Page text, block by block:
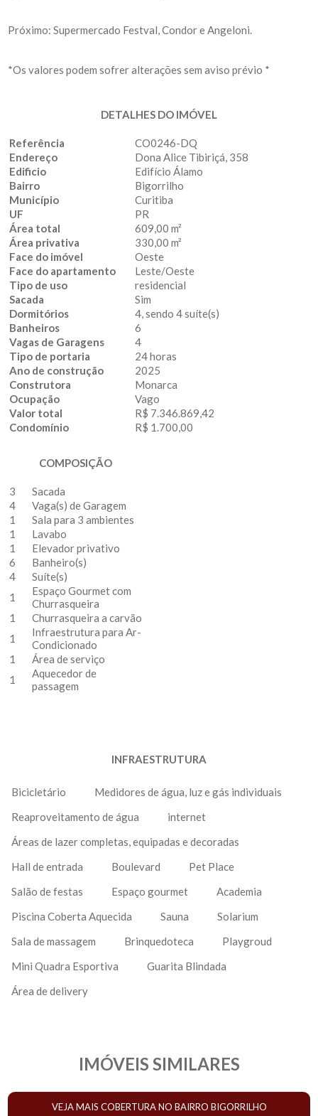
Próximo: Supermercado Festval, Condor e Angeloni.
*Os valores podem sofrer alterações sem aviso prévio *
DETALHES DO IMÓVEL
Referência
CO0246-DQ
Endereço
Dona Alice Tibiriçá, 358
Edificio
Edifício Álamo
Bairro
Bigorrilho
Município
Curitiba
UF
PR
Área total
609,00 m²
Área privativa
330,00 m²
Face do imóvel
Oeste
Face do apartamento
Leste/Oeste
Tipo de uso
residencial
Sacada
Sim
Dormitórios
4, sendo 4 suíte(s)
Banheiros
6
Vagas de Garagens
4
Tipo de portaria
24 horas
Ano de construção
2025
Construtora
Monarca
Ocupação
Vago
Valor total
R$ 7.346.869,42
Condomínio
R$ 1.700,00
COMPOSIÇÃO
3
Sacada
4
Vaga(s) de Garagem
1
Sala para 3 ambientes
1
Lavabo
1
Elevador privativo
6
Banheiro(s)
4
Suíte(s)
1
Espaço Gourmet com
Churrasqueira
1
Churrasqueira a carvão
1
Infraestrutura para Ar-
Condicionado
1
Área de serviço
1
Aquecedor de
passagem
INFRAESTRUTURA
Bicicletário
Medidores de água, luz e gás individuais
Reaproveitamento de água
internet
Áreas de lazer completas, equipadas e decoradas
Hall de entrada
Boulevard
Pet Place
Salão de festas
Espaço gourmet
Academia
Piscina Coberta Aquecida
Sauna
Solarium
Sala de massagem
Brinquedoteca
Playgroud
Mini Quadra Esportiva
Guarita Blindada
Área de delivery
IMÓVEIS SIMILARES
VEJA MAIS COBERTURA NO BAIRRO BIGORRILHO